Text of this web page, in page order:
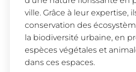
ville. Grâce à leur expertise,
conservation des
la biodiversité urbaine, en
espèces végétales et
dans ces espaces.